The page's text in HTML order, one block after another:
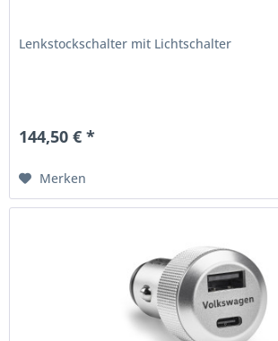
Lenkstockschalter mit Lichtschalter
144,50 € *
Merken